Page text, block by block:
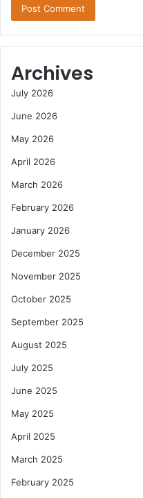
Archives
July 2026
June 2026
May 2026
April 2026
March 2026
February 2026
January 2026
December 2025
November 2025
October 2025
September 2025
August 2025
July 2025
June 2025
May 2025
April 2025
March 2025
February 2025